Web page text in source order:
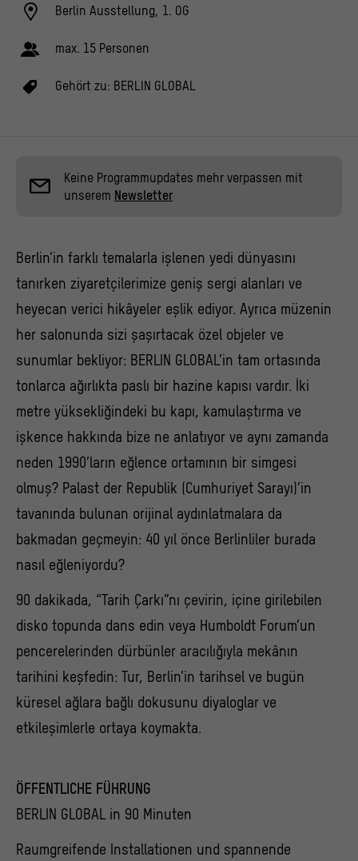
Berlin Ausstellung, 1. OG
max. 15 Personen
Gehört zu: BERLIN GLOBAL
Keine Programmupdates mehr verpassen mit
unserem Newsletter
Berlin’in farklı temalarla işlenen yedi dünyasını
tanırken ziyaretçilerimize geniş sergi alanları ve
heyecan verici hikâyeler eşlik ediyor. Ayrıca müzenin
her salonunda sizi şaşırtacak özel objeler ve
sunumlar bekliyor: BERLIN GLOBAL’in tam ortasında
tonlarca ağırlıkta paslı bir hazine kapısı vardır. İki
metre yüksekliğindeki bu kapı, kamulaştırma ve
işkence hakkında bize ne anlatıyor ve aynı zamanda
neden 1990’ların eğlence ortamının bir simgesi
olmuş? Palast der Republik (Cumhuriyet Sarayı)’in
tavanında bulunan orijinal aydınlatmalara da
bakmadan geçmeyin: 40 yıl önce Berlinliler burada
nasıl eğleniyordu?
90 dakikada, “Tarih Çarkı”nı çevirin, içine girilebilen
disko topunda dans edin veya Humboldt Forum’un
pencerelerinden dürbünler aracılığıyla mekânın
tarihini keşfedin: Tur, Berlin’in tarihsel ve bugün
küresel ağlara bağlı dokusunu diyaloglar ve
etkileşimlerle ortaya koymakta.
ÖFFENTLICHE FÜHRUNG
BERLIN GLOBAL in 90 Minuten
Raumgreifende Installationen und spannende